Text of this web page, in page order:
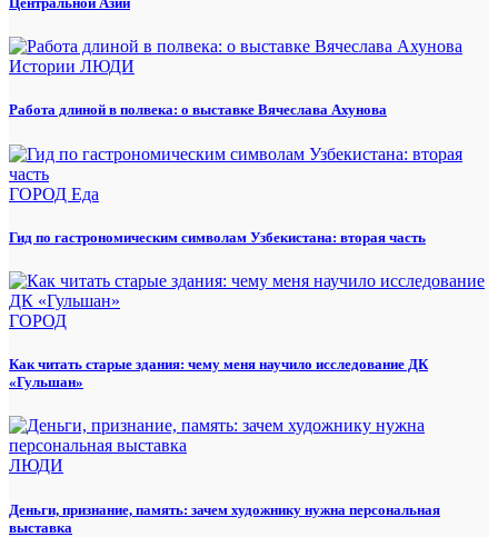
Истории ЛЮДИ
Работа длиной в полвека: о выставке Вячеслава Ахунова
ГОРОД Еда
Гид по гастрономическим символам Узбекистана: вторая часть
ГОРОД
Как читать старые здания: чему меня научило исследование ДК
«Гульшан»
ЛЮДИ
Деньги, признание, память: зачем художнику нужна персональная
выставка